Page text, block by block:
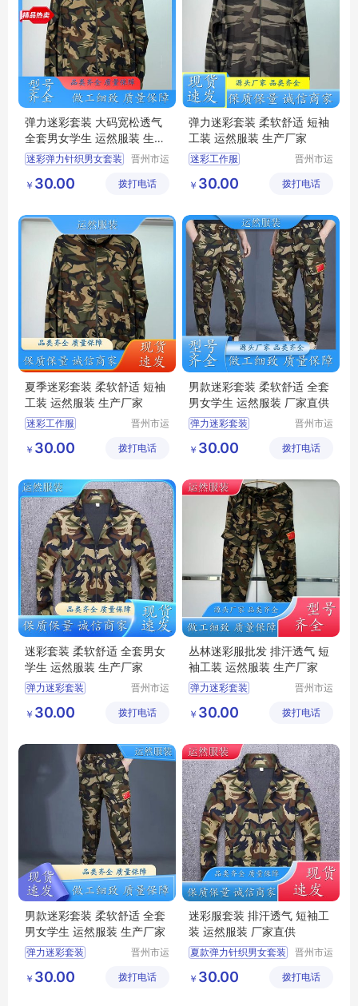
弹力迷彩套装 大码宽松透气
全套男女学生 运然服装 生产
厂家
迷彩弹力针织男女套装
迷彩套装
迷彩圆领短袖
晋州市运
工厂
￥ 30.00 拨打电话
弹力迷彩套装 柔软舒适 短袖
工装 运然服装 生产厂家
迷彩工作服
迷彩套装
迷彩服装
晋州市运
工厂
￥ 30.00 拨打电话
夏季迷彩套装 柔软舒适 短袖
工装 运然服装 生产厂家
迷彩工作服
夏季迷彩套装
军训迷彩服
晋州市运
工厂
￥ 30.00 拨打电话
男款迷彩套装 柔软舒适 全套
男女学生 运然服装 厂家直供
弹力迷彩套装
夏季迷彩套装
迷彩圆领短袖
晋州市运
工厂
￥ 30.00 拨打电话
迷彩套装 柔软舒适 全套男女
学生 运然服装 生产厂家
弹力迷彩套装
迷彩套装女款
迷彩套装
晋州市运
工厂
￥ 30.00 拨打电话
丛林迷彩服批发 排汗透气 短
袖工装 运然服装 生产厂家
弹力迷彩套装
夏款弹力针织男女套装
迷彩工作服男套装
晋州市运
工厂
￥ 30.00 拨打电话
男款迷彩套装 柔软舒适 全套
男女学生 运然服装 生产厂家
弹力迷彩套装
迷彩套装
晋州市运
工厂
￥ 30.00 拨打电话
迷彩服套装 排汗透气 短袖工
装 运然服装 厂家直供
夏款弹力针织男女套装
迷彩套装
晋州市运
工厂
￥ 30.00 拨打电话